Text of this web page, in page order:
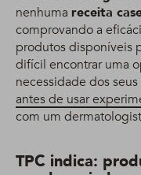
nenhuma receita
comprovando a
produtos disponíveis
difícil encontrar uma
necessidade dos
antes de usar
com um
TPC indica: